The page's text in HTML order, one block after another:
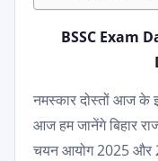
BSSC Exam
नमस्कार दोस्तों आज के
आज हम जानेंगे बिहार
चयन आयोग 2025 और